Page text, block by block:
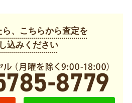
、こちらから査定を
込みください